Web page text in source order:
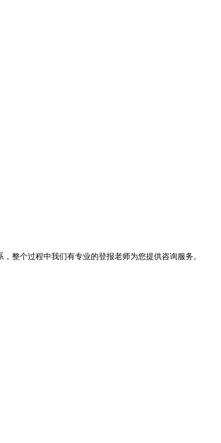
整个过程中我们有专业的登报老师为您提供咨询服务。